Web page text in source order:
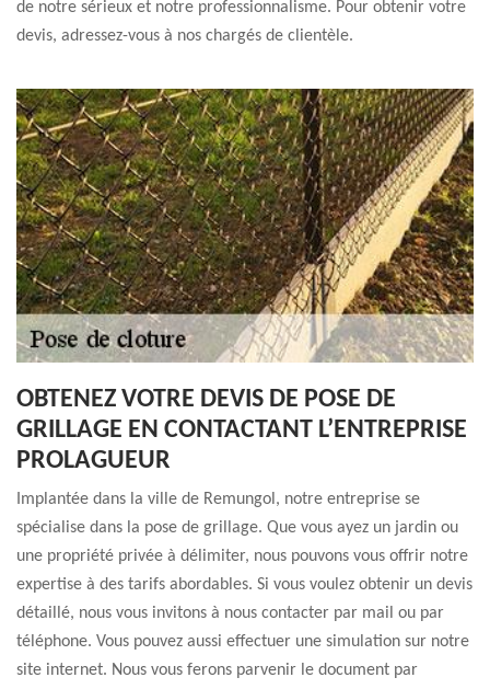
de notre sérieux et notre professionnalisme. Pour obtenir votre
devis, adressez-vous à nos chargés de clientèle.
OBTENEZ VOTRE DEVIS DE POSE DE
GRILLAGE EN CONTACTANT L’ENTREPRISE
PROLAGUEUR
Implantée dans la ville de Remungol, notre entreprise se
spécialise dans la pose de grillage. Que vous ayez un jardin ou
une propriété privée à délimiter, nous pouvons vous offrir notre
expertise à des tarifs abordables. Si vous voulez obtenir un devis
détaillé, nous vous invitons à nous contacter par mail ou par
téléphone. Vous pouvez aussi effectuer une simulation sur notre
site internet. Nous vous ferons parvenir le document par